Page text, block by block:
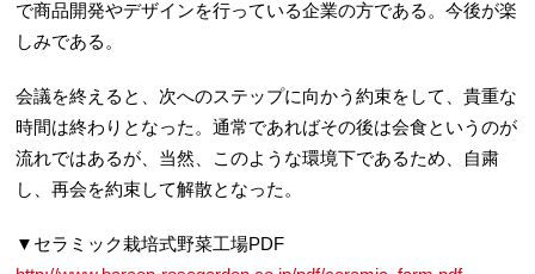
で商品開発やデザインを行っている企業の方である。今後が楽
しみである。
会議を終えると、次へのステップに向かう約束をして、貴重な
時間は終わりとなった。通常であればその後は会食というのが
流れではあるが、当然、このような環境下であるため、自粛
し、再会を約束して解散となった。
▼セラミック栽培式野菜工場PDF